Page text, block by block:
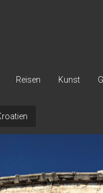
Reisen Kunst